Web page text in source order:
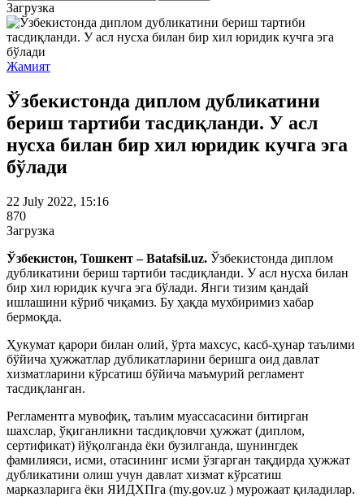
Загрузка
Жамият
Ўзбекистонда диплом дубликатини
бериш тартиби тасдиқланди. У асл
нусха билан бир хил юридик кучга эга
бўлади
22 July 2022, 15:16
870
Загрузка
Ўзбекистон, Тошкент – Batafsil.uz. Ўзбекистонда диплом
дубликатини бериш тартиби тасдиқланди. У асл нусха билан
бир хил юридик кучга эга бўлади. Янги тизим қандай
ишлашини кўриб чиқамиз. Бу ҳақда мухбиримиз хабар
бермоқда.
Ҳукумат қарори билан олий, ўрта махсус, касб-ҳунар таълими
бўйича ҳужжатлар дубликатларини беришга оид давлат
хизматларини кўрсатиш бўйича маъмурий регламент
тасдиқланган.
Регламентга мувофиқ, таълим муассасасини битирган
шахслар, ўқиганликни тасдиқловчи ҳужжат (диплом,
сертификат) йўқолганда ёки бузилганда, шунингдек
фамилияси, исми, отасининг исми ўзгарган тақдирда ҳужжат
дубликатини олиш учун давлат хизмат кўрсатиш
марказларига ёки ЯИДХПга (my.gov.uz ) мурожаат қиладилар.